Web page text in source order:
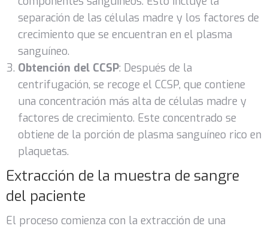
separación de las células madre y los factores de
crecimiento que se encuentran en el plasma
sanguíneo.
Obtención del CCSP: Después de la
centrifugación, se recoge el CCSP, que contiene
una concentración más alta de células madre y
factores de crecimiento. Este concentrado se
obtiene de la porción de plasma sanguíneo rico en
plaquetas.
Extracción de la muestra de sangre
del paciente
El proceso comienza con la extracción de una